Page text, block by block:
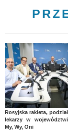
Rosyjska rakieta,
lekarzy w
My, Wy, Oni